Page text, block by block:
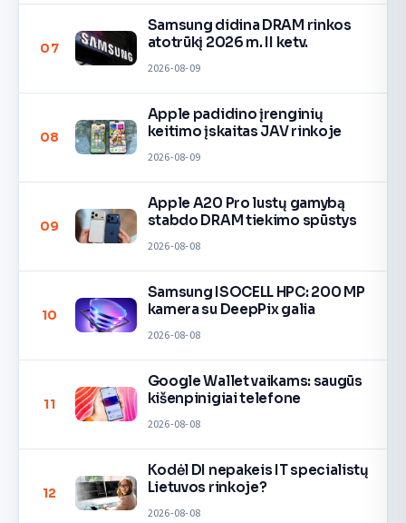
07
Samsung didina DRAM rinkos
atotrūkį 2026 m. II ketv.
2026-08-09
08
Apple padidino įrenginių
keitimo įskaitas JAV rinkoje
2026-08-09
09
Apple A20 Pro lustų gamybą
stabdo DRAM tiekimo spūstys
2026-08-08
10
Samsung ISOCELL HPC: 200 MP
kamera su DeepPix galia
2026-08-08
11
Google Wallet vaikams: saugūs
kišenpinigiai telefone
2026-08-08
12
Kodėl DI nepakeis IT specialistų
Lietuvos rinkoje?
2026-08-08